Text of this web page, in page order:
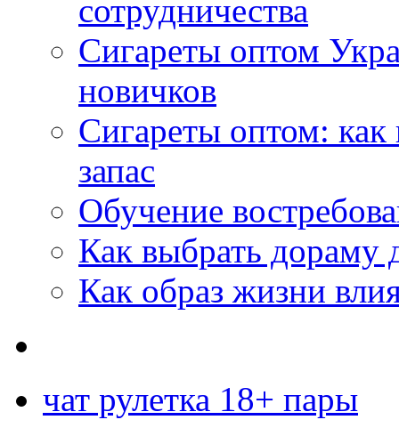
сотрудничества
Сигареты оптом
новичков
Сигареты оптом:
запас
Обучение
Как выбрать дораму
Как образ жизни
чат рулетка 18+ пары